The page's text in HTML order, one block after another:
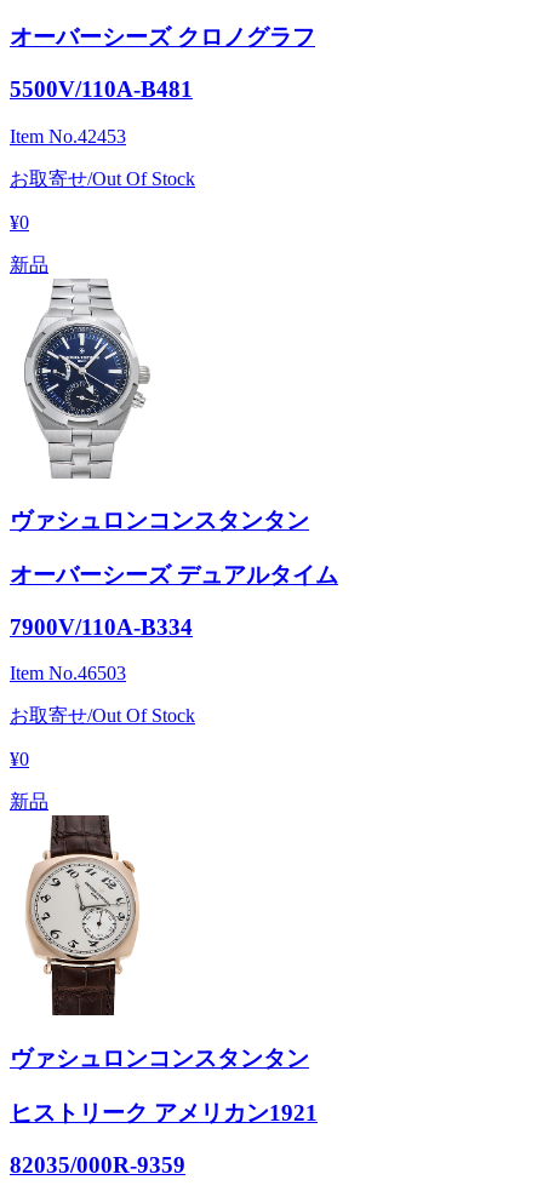
オーバーシーズ クロノグラフ
5500V/110A-B481
Item No.42453
お取寄せ/Out Of Stock
¥0
新品
ヴァシュロンコンスタンタン
オーバーシーズ デュアルタイム
7900V/110A-B334
Item No.46503
お取寄せ/Out Of Stock
¥0
新品
ヴァシュロンコンスタンタン
ヒストリーク アメリカン1921
82035/000R-9359